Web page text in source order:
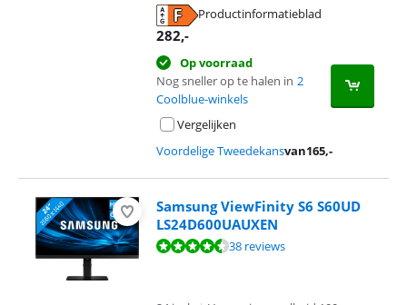
Productinformatieblad
282,-
Op voorraad
Nog sneller op te halen in 2
Coolblue-winkels
Vergelijken
Voordelige Tweedekansvan165,-
Samsung ViewFinity S6 S60UD
LS24D600UAUXEN
Beoordeling is 9,0 van de 10, gebaseerd op 38 reviews.
38 reviews